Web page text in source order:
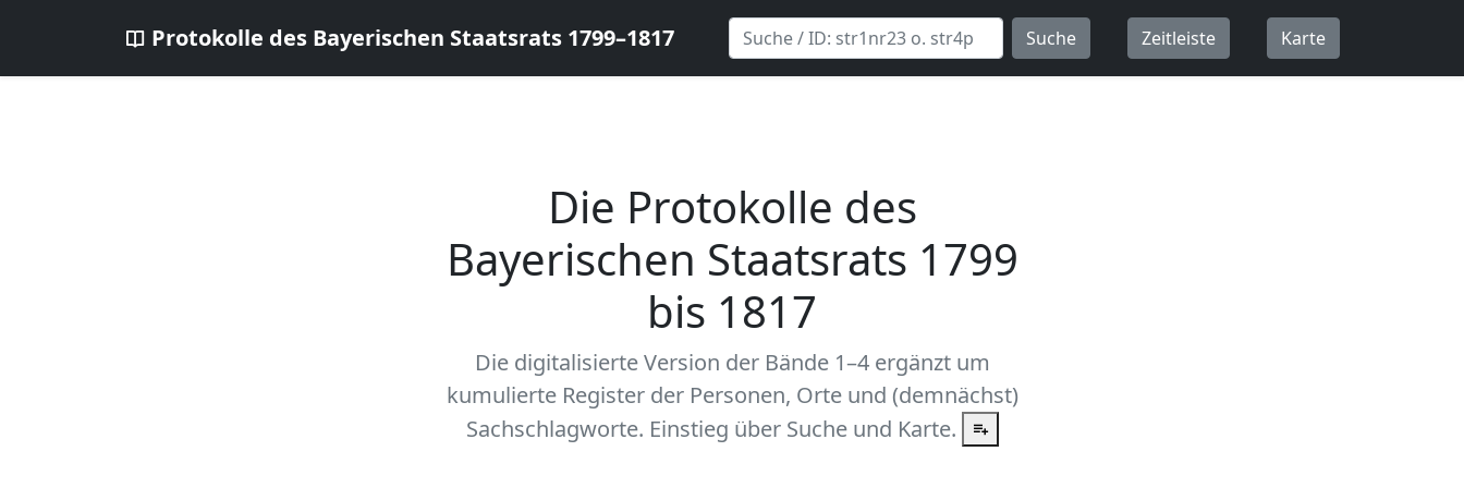
Protokolle des Bayerischen Staatsrats 1799–1817 Suche Zeitleiste Karte
Die Protokolle des
Bayerischen Staatsrats 1799
bis 1817
Die digitalisierte Version der Bände 1–4 ergänzt um
kumulierte Register der Personen, Orte und (demnächst)
Sachschlagworte. Einstieg über Suche und Karte.